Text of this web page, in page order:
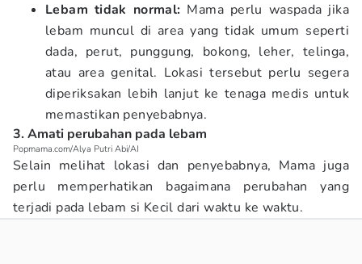
Lebam tidak normal: Mama perlu waspada jika
lebam muncul di area yang tidak umum seperti
dada, perut, punggung, bokong, leher, telinga,
atau area genital. Lokasi tersebut perlu segera
diperiksakan lebih lanjut ke tenaga medis untuk
memastikan penyebabnya.
3. Amati perubahan pada lebam
Popmama.com/Alya Putri Abi/AI
Selain melihat lokasi dan penyebabnya, Mama juga
perlu memperhatikan bagaimana perubahan yang
terjadi pada lebam si Kecil dari waktu ke waktu.